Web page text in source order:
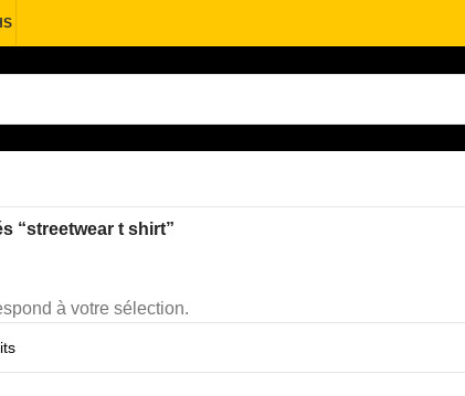
“streetwear t shirt”
à votre sélection.